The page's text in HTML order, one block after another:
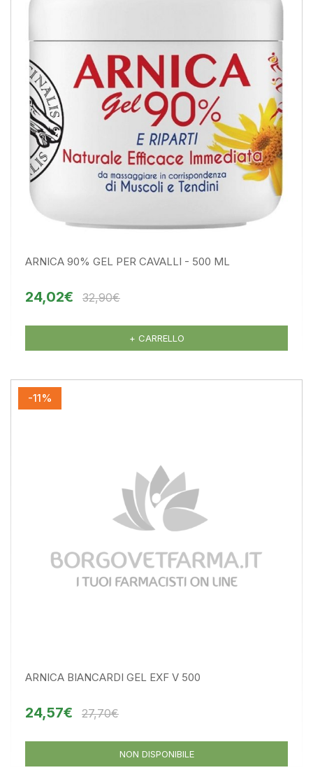
ARNICA 90% GEL PER CAVALLI - 500 ML
24,02€ 32,90€
+ CARRELLO
-11%
ARNICA BIANCARDI GEL EXF V 500
24,57€ 27,70€
NON DISPONIBILE